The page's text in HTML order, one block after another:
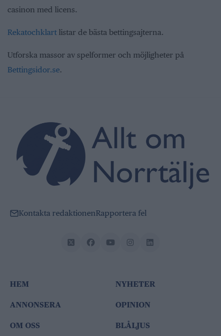
casinon med licens.
Rekatochklart listar de bästa bettingsajterna.
Utforska massor av spelformer och möjligheter på
Bettingsidor.se.
Kontakta redaktionenRapportera fel
HEM
ANNONSERA
OM OSS
NYHETER
OPINION
BLÅLJUS